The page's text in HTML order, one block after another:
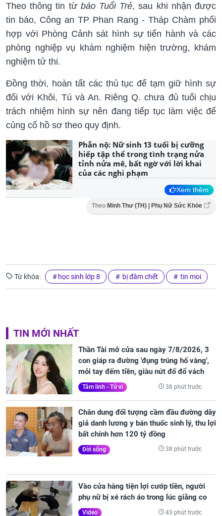
Theo thông tin từbáo Tuổi Trẻ, sau khi nhận được
tin báo, Công an TP Phan Rang - Tháp Chàm phối
hợp với Phòng Cảnh sát hình sự tiến hành và các
phòng nghiệp vụ khám nghiệm hiện trường, khám
nghiệm tử thi.
Đồng thời, hoàn tất các thủ tục để tạm giữ hình sự
đối với Khôi, Tú và An. Riêng Q. chưa đủ tuổi chịu
trách nhiệm hình sự nên đang tiếp tục làm việc để
củng cố hồ sơ theo quy định.
Phẫn nộ: Nữ sinh 13 tuổi bị cưỡng
hiếp tập thể trong tình trạng nửa
tỉnh nửa mê, bất ngờ với lời khai
của các nghi phạm
Xem thêm
Theo Minh Thư (TH) | Phụ Nữ Sức Khỏe
Từ khóa: học sinh lớp 8 bị đâm chết tin moi
TIN MỚI NHẤT
Thần Tài mở cửa sau ngày 7/8/2026, 3
con giáp ra đường 'đụng trúng hố vàng',
mỏi tay đếm tiền, giàu nứt đố đổ vách
Tâm linh - Tử vi 38 phút trước
Chân dung đối tượng cầm đầu đường dây
giả danh lương y bán thuốc sinh lý, thu lợi
bất chính hơn 120 tỷ đồng
Đời sống 38 phút trước
Vào cửa hàng tiện lợi cướp tiền, người
phụ nữ bị xé rách áo trong lúc giằng co
Video 43 phút trước